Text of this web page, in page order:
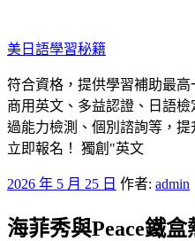
至
主
要
內
容
美日語學​​習秘籍
符合資格，提供學習補助最
商用英文、多益認證、日語
過能力檢測、個別諮詢等，提
立即報名！ 獨創"英文
發
於
2026 年 5 月 25 日 作者: admin
海菲秀與Peace鐵